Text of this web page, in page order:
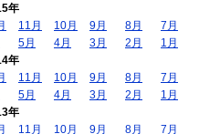
年
11月 10月 9月 8月
7月
5月 4月 3月 2月
1月
年
11月 10月 9月 8月
7月
5月 4月 3月 2月
1月
年
11月 10月 9月 8月 7月